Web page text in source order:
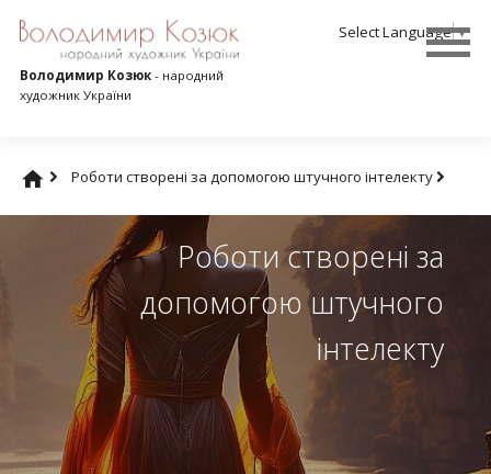
Select Language▼
Володимир Козюк- народний
художник України
Роботи створені за допомогою штучного інтелекту
Роботи створені за
допомогою штучного
інтелекту